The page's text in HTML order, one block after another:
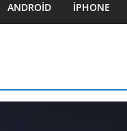
ANDROID IPHONE